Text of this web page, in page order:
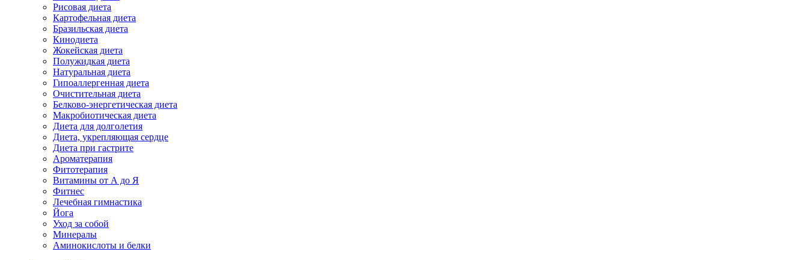
Рисовая диета
Картофельная диета
Бразильская диета
Кинодиета
Жокейская диета
Полужидкая диета
Натуральная диета
Гипоаллергенная диета
Очистительная диета
Белково-энергетическая диета
Макробиотическая диета
Диета для долголетия
Диета, укрепляющая сердце
Диета при гастрите
Ароматерапия
Фитотерапия
Витамины от А до Я
Фитнес
Лечебная гимнастика
Йога
Уход за собой
Минералы
Аминокислоты и белки